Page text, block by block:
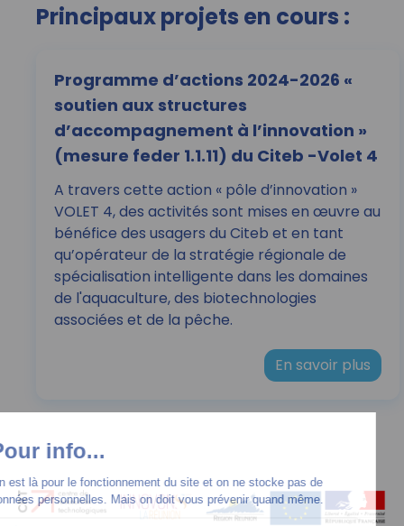
Principaux projets en cours :
Programme d’actions 2024-2026 «
soutien aux structures
d’accompagnement à l’innovation »
(mesure feder 1.1.11) du Citeb -Volet 4
A travers cette action « pôle d’innovation »
VOLET 4, des activités sont mises en œuvre au
bénéfice des usagers du Citeb et en tant
qu’opérateur de la stratégie régionale de
spécialisation intelligente dans les domaines
de l'aquaculture, des biotechnologies
associées et de la pêche.
En savoir plus